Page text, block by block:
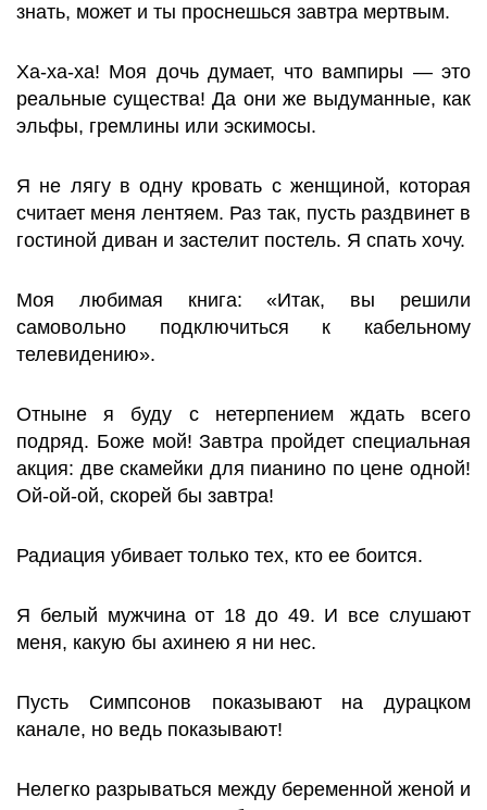
знать, может и ты проснешься завтра мертвым.
Ха-ха-ха! Моя дочь думает, что вампиры — это
реальные существа! Да они же выдуманные, как
эльфы, гремлины или эскимосы.
Я не лягу в одну кровать с женщиной, которая
считает меня лентяем. Раз так, пусть раздвинет в
гостиной диван и застелит постель. Я спать хочу.
Моя любимая книга: «Итак, вы решили
самовольно подключиться к кабельному
телевидению».
Отныне я буду с нетерпением ждать всего
подряд. Боже мой! Завтра пройдет специальная
акция: две скамейки для пианино по цене одной!
Ой-ой-ой, скорей бы завтра!
Радиация убивает только тех, кто ее боится.
Я белый мужчина от 18 до 49. И все слушают
меня, какую бы ахинею я ни нес.
Пусть Симпсонов показывают на дурацком
канале, но ведь показывают!
Нелегко разрываться между беременной женой и